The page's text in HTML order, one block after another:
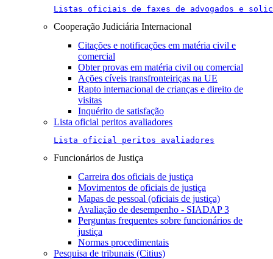
Listas oficiais de faxes de advogados e
Cooperação Judiciária Internacional
Citações e notificações em matéria civil e
comercial
Obter provas em matéria civil ou comercial
Ações cíveis transfronteiriças na UE
Rapto internacional de crianças e direito de
visitas
Inquérito de satisfação
Lista oficial peritos avaliadores
Lista oficial peritos avaliadores
Funcionários de Justiça
Carreira dos oficiais de justiça
Movimentos de oficiais de justiça
Mapas de pessoal (oficiais de justiça)
Avaliação de desempenho - SIADAP 3
Perguntas frequentes sobre funcionários de
justiça
Normas procedimentais
Pesquisa de tribunais (Citius)